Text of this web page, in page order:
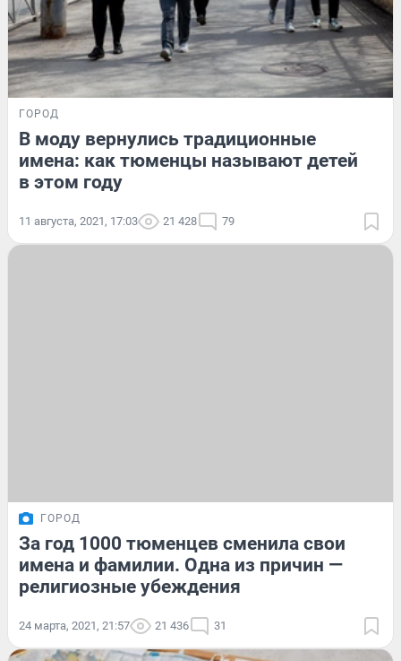
ГОРОД
В моду вернулись традиционные
имена: как тюменцы называют детей
в этом году
11 августа, 2021, 17:03 21 428 79
ГОРОД
За год 1000 тюменцев сменила свои
имена и фамилии. Одна из причин —
религиозные убеждения
24 марта, 2021, 21:57 21 436 31